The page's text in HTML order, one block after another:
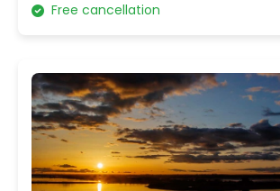
Free cancellation